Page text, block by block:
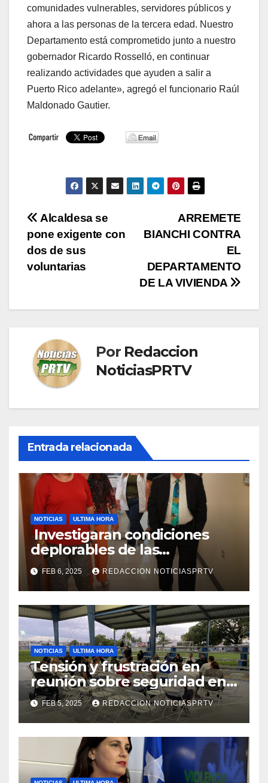
comunidades vulnerables, servidores públicos y
ahora a las personas de la tercera edad. Nuestro
Departamento está comprometido junto a nuestro
gobernador Ricardo Rosselló, en continuar
realizando actividades que ayuden a salir a
Puerto Rico adelante», agregó el funcionario Raúl
Maldonado Gautier.
Navegación
de
entradas
ARREMETE
BIANCHI CONTRA
EL
DEPARTAMENTO
DE LA VIVIENDA
Alcaldesa se
pone exigente con
dos de sus
voluntarias
Por Redaccion
NoticiasPRTV
Entrada relacionada
NOTICIAS ULTIMA HORA
Investigaran condiciones
deplorables de las
facilidades el Departamento
de la Salud en Mayagüez
FEB 6, 2025 REDACCION NOTICIASPRTV
NOTICIAS ULTIMA HORA
Tensión y frustración en
reunión sobre seguridad en
Reparto Metropolitano
FEB 5, 2025 REDACCION NOTICIASPRTV